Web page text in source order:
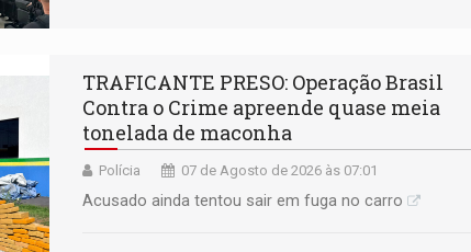
TRAFICANTE PRESO: Operação Brasil
Contra o Crime apreende quase meia
tonelada de maconha
Polícia 07 de Agosto de 2026 às 07:01
Acusado ainda tentou sair em fuga no carro